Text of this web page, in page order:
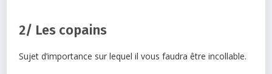
2/ Les copains
Sujet d’importance sur lequel il vous faudra être incollable.